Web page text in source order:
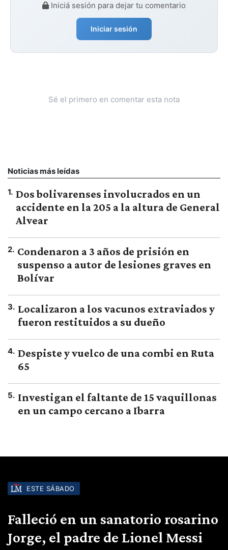
Iniciá sesión para dejar tu comentario
Iniciar sesión
Sé el primero en comentar esta nota
Noticias más leídas
1. Dos bolivarenses involucrados en un
accidente en la 205 a la altura de General
Alvear
2. Condenaron a 3 años de prisión en
suspenso a autor de lesiones graves en
Bolívar
3. Localizaron a los vacunos extraviados y
fueron restituidos a su dueño
4. Despiste y vuelco de una combi en Ruta
65
5. Investigan el faltante de 15 vaquillonas
en un campo cercano a Ibarra
ESTE SÁBADO
Falleció en un sanatorio rosarino
Jorge, el padre de Lionel Messi